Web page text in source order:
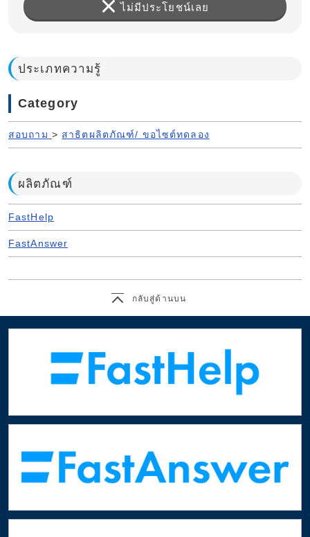
ไม่มีประโยชน์เลย
ประเภทความรู้
Category
สอบถาม > สาธิตผลิตภัณฑ์/ ขอไซต์ทดลอง
ผลิตภัณฑ์
FastHelp
FastAnswer
กลับสู่ด้านบน